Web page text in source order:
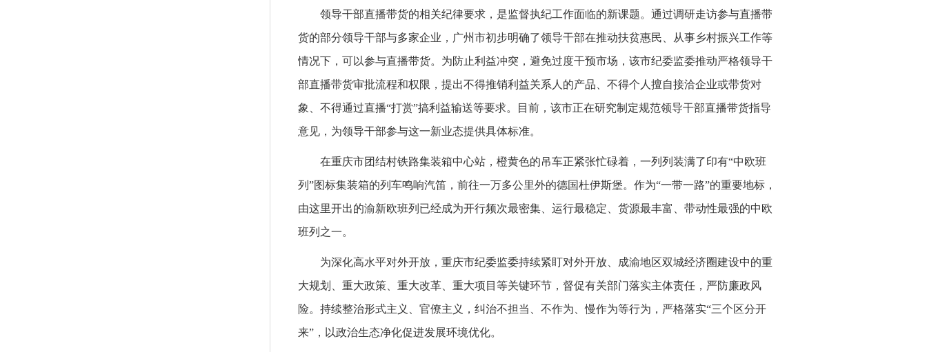
领导干部直播带货的相关纪律要求，是监督执纪工作面临的新课题。通过调研走访参与直播带
货的部分领导干部与多家企业，广州市初步明确了领导干部在推动扶贫惠民、从事乡村振兴工作等
情况下，可以参与直播带货。为防止利益冲突，避免过度干预市场，该市纪委监委推动严格领导干
部直播带货审批流程和权限，提出不得推销利益关系人的产品、不得个人擅自接洽企业或带货对
象、不得通过直播“打赏”搞利益输送等要求。目前，该市正在研究制定规范领导干部直播带货指导
意见，为领导干部参与这一新业态提供具体标准。
在重庆市团结村铁路集装箱中心站，橙黄色的吊车正紧张忙碌着，一列列装满了印有“中欧班
列”图标集装箱的列车鸣响汽笛，前往一万多公里外的德国杜伊斯堡。作为“一带一路”的重要地标，
由这里开出的渝新欧班列已经成为开行频次最密集、运行最稳定、货源最丰富、带动性最强的中欧
班列之一。
为深化高水平对外开放，重庆市纪委监委持续紧盯对外开放、成渝地区双城经济圈建设中的重
大规划、重大政策、重大改革、重大项目等关键环节，督促有关部门落实主体责任，严防廉政风
险。持续整治形式主义、官僚主义，纠治不担当、不作为、慢作为等行为，严格落实“三个区分开
来”，以政治生态净化促进发展环境优化。